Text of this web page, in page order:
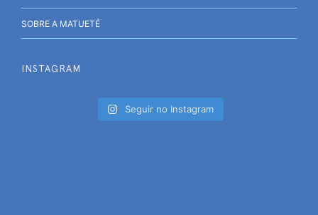
SOBRE A MATUETÉ
INSTAGRAM
Seguir no Instagram